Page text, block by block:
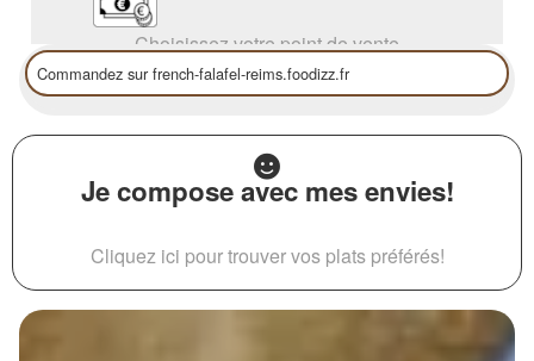
Choisissez votre point de vente
Je compose avec mes envies!
Cliquez ici pour trouver vos plats préférés!